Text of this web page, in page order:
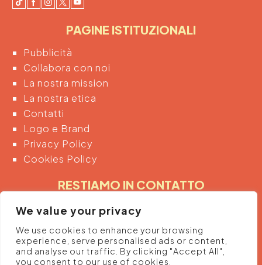
We value your privacy
We use cookies to enhance your browsing
experience, serve personalised ads or content,
and analyse our traffic. By clicking "Accept All",
you consent to our use of cookies.
PAGINE ISTITUZIONALI
Pubblicità
Collabora con noi
La nostra mission
La nostra etica
Contatti
Logo e Brand
Privacy Policy
Cookies Policy
RESTIAMO IN CONTATTO
Inserendo di seguito la tua email acconsenti
automaticamente al trattamento dei tuoi dati
personali per ricevere informazioni e promozioni
dalla piattaforma.